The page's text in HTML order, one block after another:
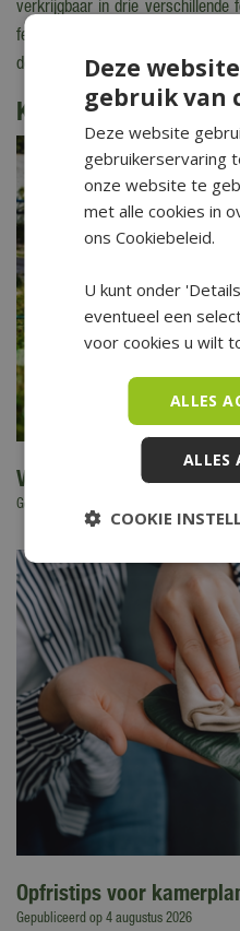
verkrijgbaar in drie verschillende
februari en de mogelijkheid voor
de liefdesbus. Let op: dit is wel
Kijk ook eens naar
Vakantietips (voor kids)
Gepubliceerd op
Opfristips voor
Gepubliceerd op 4 augustus 2026
Deze
gebruik van
Deze website
gebruikerservaring
onze website te
met alle cookies in
ons Cookiebeleid.
U kunt onder
eventueel een
voor cookies u wilt
ALLES
ALLES
COOKIE